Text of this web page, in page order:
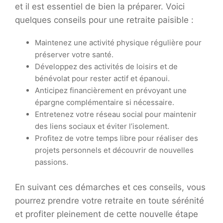
et il est essentiel de bien la préparer. Voici
quelques conseils pour une retraite paisible :
Maintenez une activité physique régulière pour
préserver votre santé.
Développez des activités de loisirs et de
bénévolat pour rester actif et épanoui.
Anticipez financièrement en prévoyant une
épargne complémentaire si nécessaire.
Entretenez votre réseau social pour maintenir
des liens sociaux et éviter l’isolement.
Profitez de votre temps libre pour réaliser des
projets personnels et découvrir de nouvelles
passions.
En suivant ces démarches et ces conseils, vous
pourrez prendre votre retraite en toute sérénité
et profiter pleinement de cette nouvelle étape